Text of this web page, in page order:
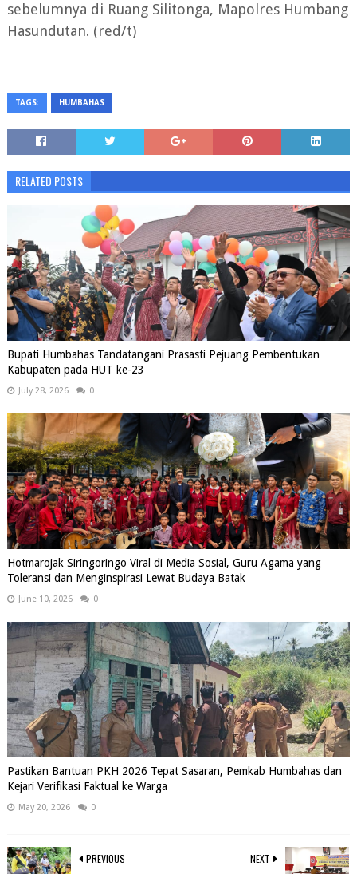
sebelumnya di Ruang Silitonga, Mapolres Humbang
Hasundutan. (red/t)
TAGS: HUMBAHAS
RELATED POSTS
Bupati Humbahas Tandatangani Prasasti Pejuang Pembentukan
Kabupaten pada HUT ke-23
July 28, 2026 0
Hotmarojak Siringoringo Viral di Media Sosial, Guru Agama yang
Toleransi dan Menginspirasi Lewat Budaya Batak
June 10, 2026 0
Pastikan Bantuan PKH 2026 Tepat Sasaran, Pemkab Humbahas dan
Kejari Verifikasi Faktual ke Warga
May 20, 2026 0
NEXT
PREVIOUS